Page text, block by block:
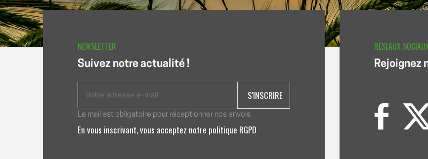
NEWSLETTER
Suivez notre actualité !
Le mail est obligatoire pour réceptionner nos envois
En vous inscrivant, vous acceptez notre politique RGPD
RÉSEAUX
Rejoignez